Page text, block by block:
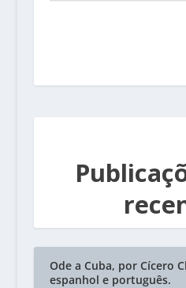
Ode a Cuba, por Cícero
espanhol e português.